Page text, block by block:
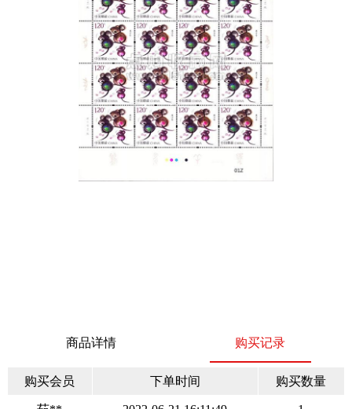
商品详情 购买记录
购买会员 下单时间 购买数量